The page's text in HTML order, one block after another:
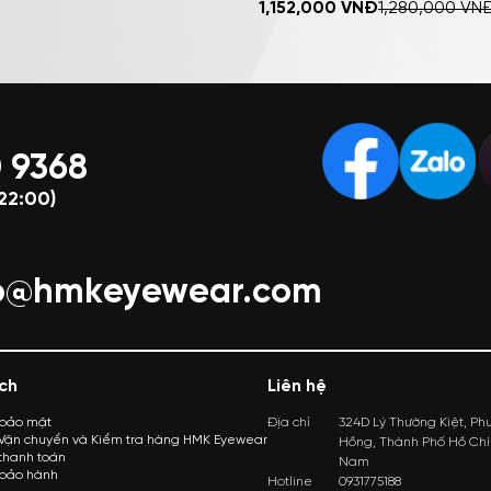
1,152,000 VNĐ1,280,000
9368
mật
chuyển và Kiểm tra hàng HMK Eyewear
toán
hành
Liên hệ
Địa chỉ
324D Lý Thường Kiệt,
Hồng, Thành Phố Hồ
Nam
Hotline
0931775188